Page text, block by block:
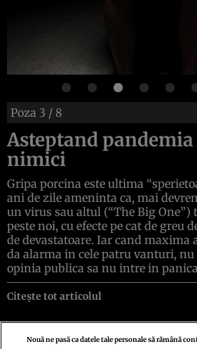
Poza 3 / 8
Asteptand pandemia
nimici
Gripa porcina este ultima
ani de zile ameninta ca, mai
un virus sau altul (“The Big One”)
peste noi, cu efecte pe cat de greu
de devastatoare. Iar cand maxima
da alarma in cele patru vanturi, nu
opinia publica sa nu intre in
Citește tot articolul
Nouă ne pasă ca datele tale personale să rămână